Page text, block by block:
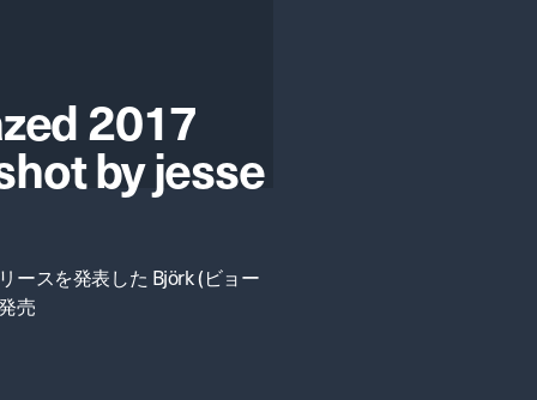
2017
by jesse
ースを発表した Björk (ビョー
売